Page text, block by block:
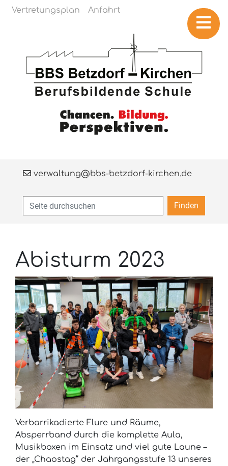
Navigation überspringen
Vertretungsplan Anfahrt
verwaltung@bbs-betzdorf-kirchen.de
Finden
Abisturm 2023
Verbarrikadierte Flure und Räume,
Absperrband durch die komplette Aula,
Musikboxen im Einsatz und viel gute Laune –
der „Chaostag“ der Jahrgangsstufe 13 unseres